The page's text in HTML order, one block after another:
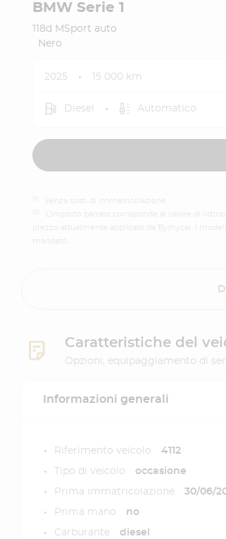
BMW Serie 1
118d MSport auto
Nero
2025 15 000 km
Diesel Automatico
Senza costi di immatricolazione.
(2)
L’importo barrato corrisponde al valore di
prezzo attualmente applicato da Bymycar. I
mandato.
Caratteristiche del
Opzioni, equipaggiamento di
Informazioni generali
Riferimento veicolo 4112
Tipo di veicolo occasione
Prima immatricolazione 30/06/
Prima mano no
Carburante diesel